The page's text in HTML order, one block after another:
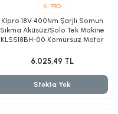
KL PRO
Klpro 18V 400Nm Şarjlı Somun
Sıkma Aküsüz/Solo Tek Makine
KLSS18BH-00 Kömürsüz Motor
6.025,49 TL
Stokta Yok